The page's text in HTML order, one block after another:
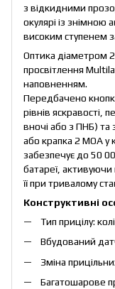
з відкидними
окулярі із знімною
високим ступенем
Оптика діаметром
просвітлення
наповненням.
Передбачено
рівнів яскравості,
вночі або з ПНБ) та
або крапка 2 МОА у
забезпечує до 50
батареї, активуючи
її при тривалому
Конструктивні
Тип прицілу:
Вбудований
Зміна
Багатошарове